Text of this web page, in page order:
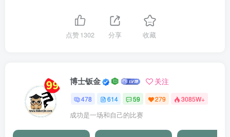
点赞1302 分享 收藏
博士钣金 关注
478 614 59 279 3085W+
成功是一场和自己的比赛